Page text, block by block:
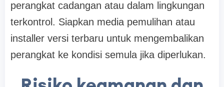
perangkat cadangan atau dalam lingkungan
terkontrol. Siapkan media pemulihan atau
installer versi terbaru untuk mengembalikan
perangkat ke kondisi semula jika diperlukan.